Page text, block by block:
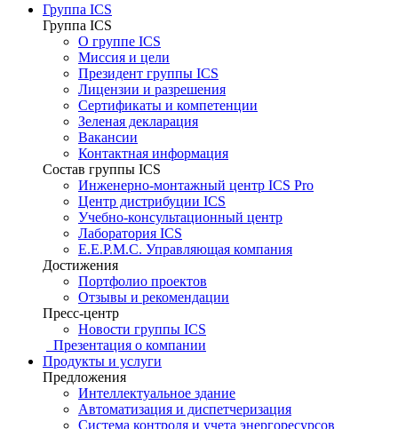
Группа ICS
Группа ICS
О группе ICS
Миссия и цели
Президент группы ICS
Лицензии и разрешения
Сертификаты и компетенции
Зеленая декларация
Вакансии
Контактная информация
Состав группы ICS
Инженерно-монтажный центр ICS Pro
Центр дистрибуции ICS
Учебно-консультационный центр
Лаборатория ICS
E.E.P.M.C. Управляющая компания
Достижения
Портфолио проектов
Отзывы и рекомендации
Пресс-центр
Новости группы ICS
Презентация о компании
Продукты и услуги
Предложения
Интеллектуальное здание
Автоматизация и диспетчеризация
Система контроля и учета энергоресурсов